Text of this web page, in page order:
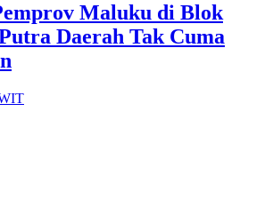
Maluku di Blok
Daerah Tak Cuma